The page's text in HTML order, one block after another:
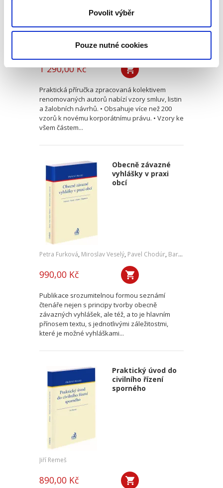
Povolit výběr
Pouze nutné cookies
vydání
2. VYDÁNÍ
Jaroslav Svejkovský,Eva Kabelková,a kol.
1 290,00 Kč
Praktická příručka zpracovaná kolektivem
renomovaných autorů nabízí vzory smluv, listin
a žalobních návrhů. • Obsahuje více než 200
vzorů k novému korporátnímu právu. • Vzory ke
všem částem...
Obecně závazné
vyhlášky v praxi
obcí
Petra Furková, Miroslav Veselý, Pavel Chodúr, Barbora Štěpánová
990,00 Kč
Publikace srozumitelnou formou seznámí
čtenáře nejen s principy tvorby obecně
závazných vyhlášek, ale též, a to je hlavním
přínosem textu, s jednotlivými záležitostmi,
které je možné vyhláškami...
Praktický úvod do
civilního řízení
sporného
Jiří Remeš
890,00 Kč